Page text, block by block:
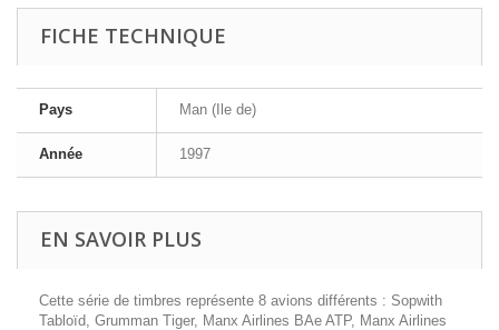
FICHE TECHNIQUE
Pays Man (Ile de)
Année 1997
EN SAVOIR PLUS
Cette série de timbres représente 8 avions différents : Sopwith
Tabloïd, Grumman Tiger, Manx Airlines BAe ATP, Manx Airlines